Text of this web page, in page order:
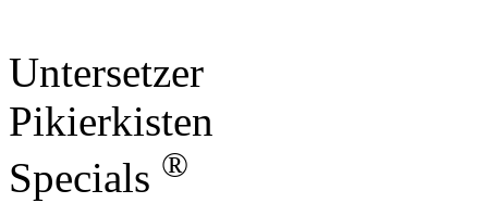
Untersetzer
Pikierkisten
Specials ®